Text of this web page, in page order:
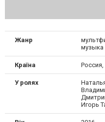
Жанр
музыка
Країна Россия,
У ролях
Игорь